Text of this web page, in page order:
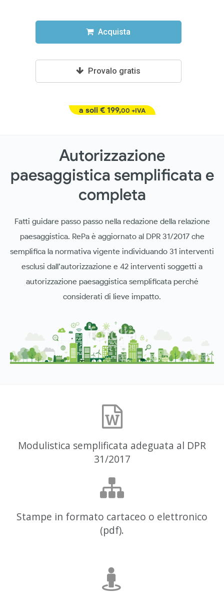
Acquista
Provalo gratis
a soli € 199,00 +IVA
Autorizzazione
paesaggistica semplificata e
completa
Fatti guidare passo passo nella redazione della relazione
paesaggistica. RePa è aggiornato al DPR 31/2017 che
semplifica la normativa vigente individuando 31 interventi
esclusi dall’autorizzazione e 42 interventi soggetti a
autorizzazione paesaggistica semplificata perché
considerati di lieve impatto.
Modulistica semplificata adeguata al DPR
31/2017
Stampe in formato cartaceo o elettronico
(pdf).